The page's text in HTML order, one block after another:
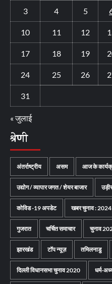
3 4 5
10 11 12
17 18 19
24 25 26
31
« जुलाई
श्रेणी
अंतर्राष्ट्रीय असम आज के
उद्योग / व्यापार जगत / शेयर बाजार
कोविड -19 अपडेट खबर चुनाव : 2024
गुजरात चर्चित समाचार चुनाव
झारखंड टॉप न्यूज़ तमिलनाडु
दिल्ली विधानसभा चुनाव 2020 धर्म-